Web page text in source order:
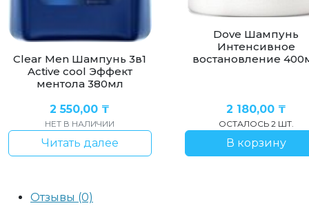
Отзывы (0)
Clear Men Шампунь 3в1
Active cool Эффект
ментола 380мл
2 550,00 ₸
НЕТ В НАЛИЧИИ
Читать далее
Dove Шампунь
Интенсивное
востановление
2 180,00 ₸
ОСТАЛОСЬ 2 ШТ.
В корзину